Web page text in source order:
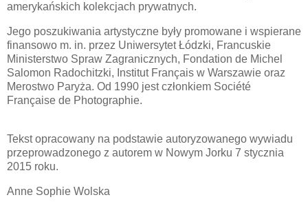
amerykańskich kolekcjach prywatnych.
Jego poszukiwania artystyczne były promowane i wspierane
finansowo m. in. przez Uniwersytet Łódzki, Francuskie
Ministerstwo Spraw Zagranicznych, Fondation de Michel
Salomon Radochitzki, Institut Français w Warszawie oraz
Merostwo Paryża. Od 1990 jest członkiem Société
Française de Photographie.
Tekst opracowany na podstawie autoryzowanego wywiadu
przeprowadzonego z autorem w Nowym Jorku 7 stycznia
2015 roku.
Anne Sophie Wolska